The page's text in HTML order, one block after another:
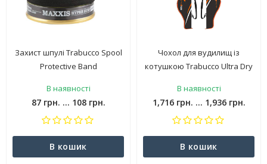
Захист шпулі Trabucco Spool
Protective Band
В наявності
87 грн. ... 108 грн.
В кошик
Чохол для вудилищ із
котушкою Trabucco Ultra Dry
В наявності
1,716 грн. ... 1,936 грн.
В кошик